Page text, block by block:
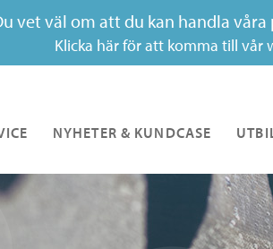
vet väl om att du kan handla
Klicka här för att komma till vår
NYHETER & KUNDCASE